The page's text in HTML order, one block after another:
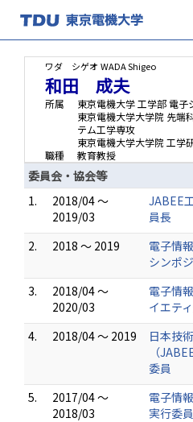
ワダ シゲオ WADA Shigeo
和田 成夫
所属
東京電機大学 工学部 電子
東京電機大学大学院 先端
テム工学専攻
東京電機大学大学院 工学
職種
教育教授
委員会・協会等
1.
2018/04 ～
2019/03
JABEE
員長
2.
2018 ～ 2019
電子情
シンポ
3.
2018/04 ～
2020/03
電子情
イエテ
4.
2018/04 ～ 2019
日本技
（
委員
5.
2017/04 ～
2018/03
電子情
実行委